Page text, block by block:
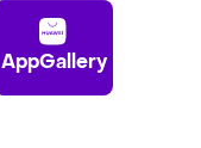
AppGallery